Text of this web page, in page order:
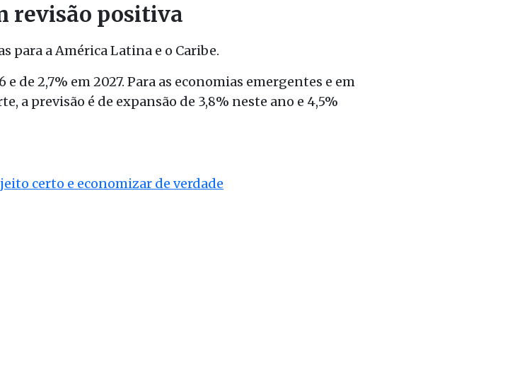
revisão positiva
para a América Latina e o Caribe.
de 2,7% em 2027. Para as economias emergentes e em
a previsão é de expansão de 3,8% neste ano e 4,5%
certo e economizar de verdade